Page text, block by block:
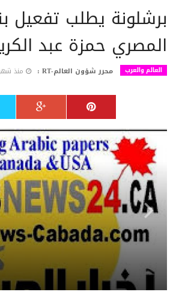
برشلونة يطلب تفعيل
المصري حمزة عبد
العالم والعرب محرر شؤون العالم-RT : منذ